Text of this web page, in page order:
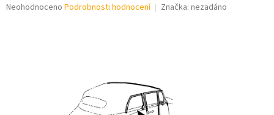
Průměrné
Neohodnoceno Podrobnosti hodnocení Značka: nezadáno